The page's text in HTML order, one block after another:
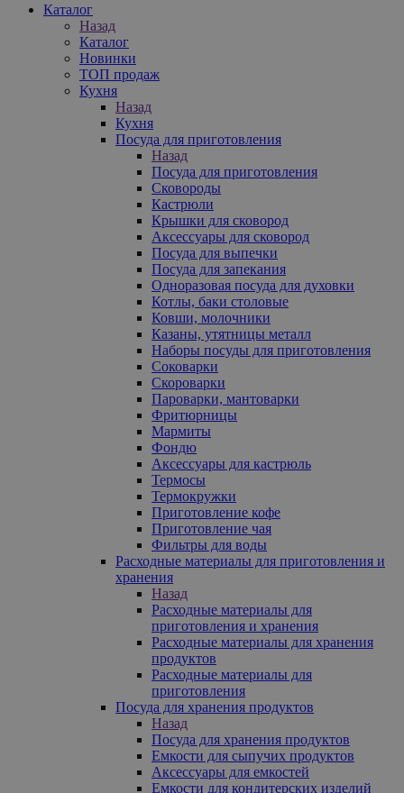
Каталог
Назад
Каталог
Новинки
ТОП продаж
Кухня
Назад
Кухня
Посуда для приготовления
Назад
Посуда для приготовления
Сковороды
Кастрюли
Крышки для сковород
Аксессуары для сковород
Посуда для выпечки
Посуда для запекания
Одноразовая посуда для духовки
Котлы, баки столовые
Ковши, молочники
Казаны, утятницы металл
Наборы посуды для приготовления
Соковарки
Скороварки
Пароварки, мантоварки
Фритюрницы
Мармиты
Фондю
Аксессуары для кастрюль
Термосы
Термокружки
Приготовление кофе
Приготовление чая
Фильтры для воды
Расходные материалы для приготовления и
хранения
Назад
Расходные материалы для
приготовления и хранения
Расходные материалы для хранения
продуктов
Расходные материалы для
приготовления
Посуда для хранения продуктов
Назад
Посуда для хранения продуктов
Емкости для сыпучих продуктов
Аксессуары для емкостей
Емкости для кондитерских изделий